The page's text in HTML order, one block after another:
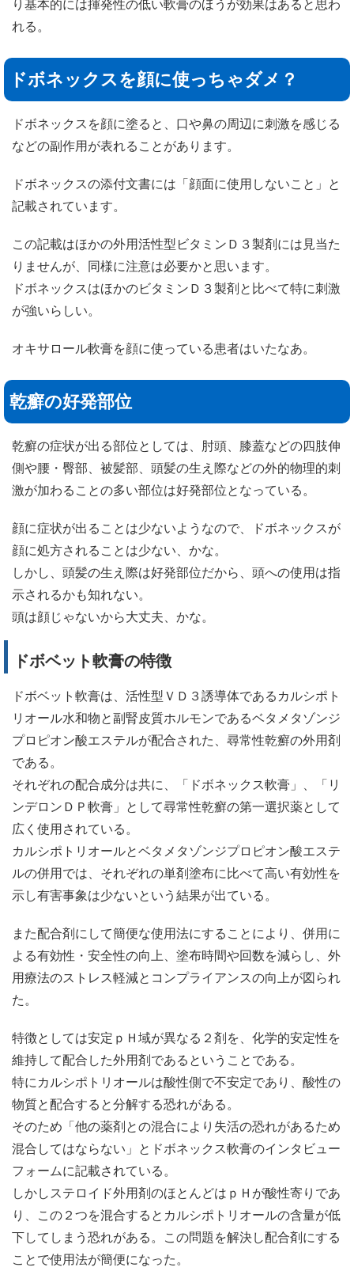
り基本的には揮発性の低い軟膏のほうが効果はあると思わ
れる。
ドボネックスを顔に使っちゃダメ？
ドボネックスを顔に塗ると、口や鼻の周辺に刺激を感じる
などの副作用が表れることがあります。
ドボネックスの添付文書には「顔面に使用しないこと」と
記載されています。
この記載はほかの外用活性型ビタミンＤ３製剤には見当た
りませんが、同様に注意は必要かと思います。
ドボネックスはほかのビタミンＤ３製剤と比べて特に刺激
が強いらしい。
オキサロール軟膏を顔に使っている患者はいたなあ。
乾癬の好発部位
乾癬の症状が出る部位としては、肘頭、膝蓋などの四肢伸
側や腰・臀部、被髪部、頭髪の生え際などの外的物理的刺
激が加わることの多い部位は好発部位となっている。
顔に症状が出ることは少ないようなので、ドボネックスが
顔に処方されることは少ない、かな。
しかし、頭髪の生え際は好発部位だから、頭への使用は指
示されるかも知れない。
頭は顔じゃないから大丈夫、かな。
ドボベット軟膏の特徴
ドボベット軟膏は、活性型ＶＤ３誘導体であるカルシポト
リオール水和物と副腎皮質ホルモンであるベタメタゾンジ
プロピオン酸エステルが配合された、尋常性乾癬の外用剤
である。
それぞれの配合成分は共に、「ドボネックス軟膏」、「リ
ンデロンＤＰ軟膏」として尋常性乾癬の第一選択薬として
広く使用されている。
カルシポトリオールとベタメタゾンジプロピオン酸エステ
ルの併用では、それぞれの単剤塗布に比べて高い有効性を
示し有害事象は少ないという結果が出ている。
また配合剤にして簡便な使用法にすることにより、併用に
よる有効性・安全性の向上、塗布時間や回数を減らし、外
用療法のストレス軽減とコンプライアンスの向上が図られ
た。
特徴としては安定ｐＨ域が異なる２剤を、化学的安定性を
維持して配合した外用剤であるということである。
特にカルシポトリオールは酸性側で不安定であり、酸性の
物質と配合すると分解する恐れがある。
そのため「他の薬剤との混合により失活の恐れがあるため
混合してはならない」とドボネックス軟膏のインタビュー
フォームに記載されている。
しかしステロイド外用剤のほとんどはｐＨが酸性寄りであ
り、この２つを混合するとカルシポトリオールの含量が低
下してしまう恐れがある。この問題を解決し配合剤にする
ことで使用法が簡便になった。